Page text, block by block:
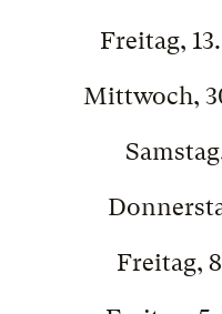
Freitag,
Mittwoch,
Freitag,